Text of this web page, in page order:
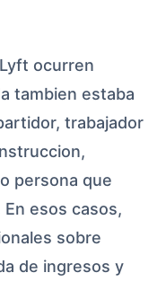
ocurren
tambien estaba
trabajador
persona que
En esos casos,
sobre
de ingresos y